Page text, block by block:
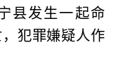
县发生一起命
犯罪嫌疑人作